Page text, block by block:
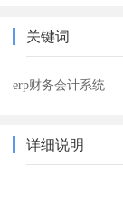
关键词
erp财务会计系统
详细说明